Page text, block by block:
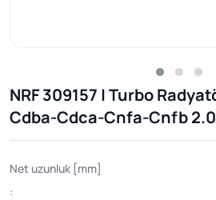
NRF 309157 | Turbo
Cdba-Cdca-Cnfa-Cnfb 2.0
Net uzunluk [mm]
: